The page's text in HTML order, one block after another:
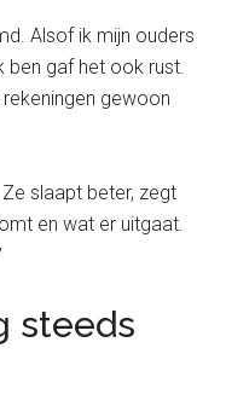
Alsof ik mijn ouders
ben gaf het ook rust.
gewoon
slaapt beter, zegt
en wat er uitgaat.
steeds